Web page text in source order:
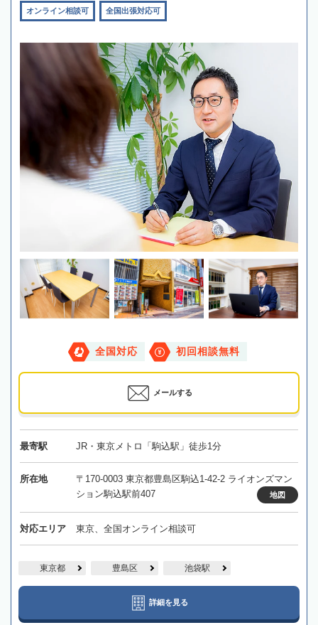
オンライン相談可 全国出張対応可
全国対応 初回相談無料
メールする
最寄駅 JR・東京メトロ「駒込駅」徒歩1分
所在地
〒170-0003 東京都豊島区駒込1-42-2 ライオンズマン
ション駒込駅前407
地図
対応エリア 東京、全国オンライン相談可
東京都 豊島区 池袋駅
詳細を見る